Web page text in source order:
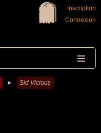
Inscription
Connexion
► Sid Vicious